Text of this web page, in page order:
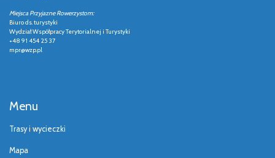
Miejsca Przyjazne Rowerzystom:
Biuro ds. turystyki
Wydział Współpracy Terytorialnej i Turystyki
+48 91 454 25 37
mpr@wzp.pl
Menu
Trasy i wycieczki
Mapa